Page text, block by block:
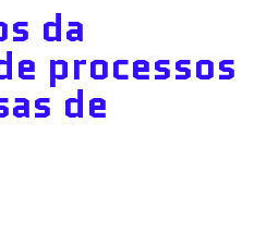
da
processos
de